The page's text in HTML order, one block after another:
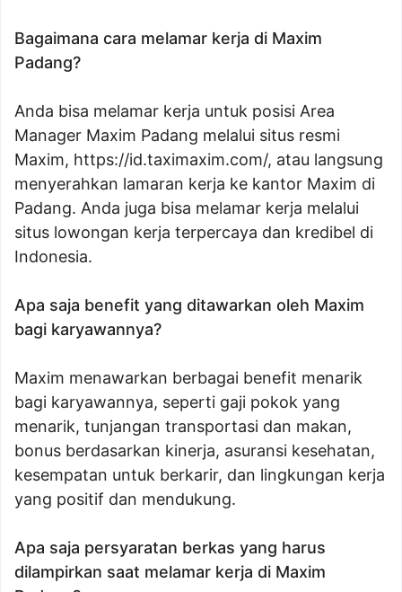
Bagaimana cara melamar kerja di Maxim
Padang?
Anda bisa melamar kerja untuk posisi Area
Manager Maxim Padang melalui situs resmi
Maxim, https://id.taximaxim.com/, atau langsung
menyerahkan lamaran kerja ke kantor Maxim di
Padang. Anda juga bisa melamar kerja melalui
situs lowongan kerja terpercaya dan kredibel di
Indonesia.
Apa saja benefit yang ditawarkan oleh Maxim
bagi karyawannya?
Maxim menawarkan berbagai benefit menarik
bagi karyawannya, seperti gaji pokok yang
menarik, tunjangan transportasi dan makan,
bonus berdasarkan kinerja, asuransi kesehatan,
kesempatan untuk berkarir, dan lingkungan kerja
yang positif dan mendukung.
Apa saja persyaratan berkas yang harus
dilampirkan saat melamar kerja di Maxim